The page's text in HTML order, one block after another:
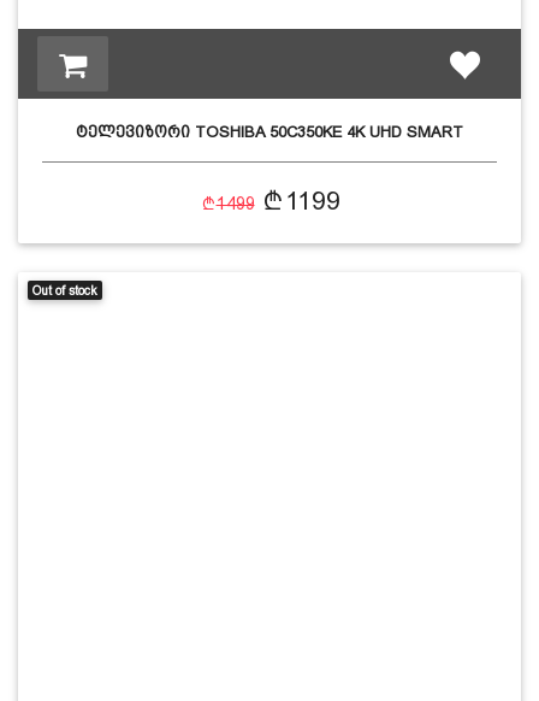
ტელევიზორი TOSHIBA 50C350KE 4K UHD SMART
1499 1199
Out of stock